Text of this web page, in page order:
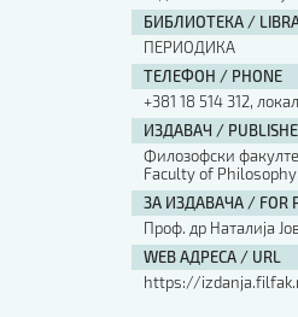
БИБЛИОТЕКА /
ПЕРИОДИКА
ТЕЛЕФОН / PHONE
+381 18 514 312,
ИЗДАВАЧ /
Филозофски
Faculty of
ЗА ИЗДАВАЧА / FOR
Проф. др Наталија
WEB АДРЕСА / URL
https://